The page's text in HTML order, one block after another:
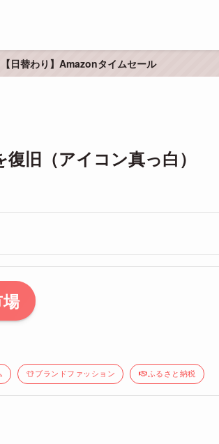
【日替わり】Amazonタイムセール
旧（アイコン真っ白）
ブランドファッション ふるさと納税